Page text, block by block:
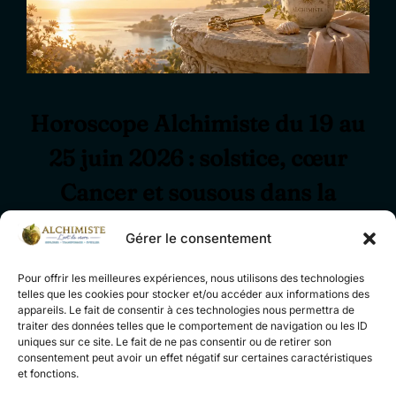
Gérer le consentement
Pour offrir les meilleures expériences, nous utilisons des technologies
telles que les cookies pour stocker et/ou accéder aux informations des
appareils. Le fait de consentir à ces technologies nous permettra de
traiter des données telles que le comportement de navigation ou les ID
uniques sur ce site. Le fait de ne pas consentir ou de retirer son
consentement peut avoir un effet négatif sur certaines caractéristiques
et fonctions.
popoche
parAlchimiste.be Astrologie
Publié
le
18 juin 2026
Aucun commentaire
Une météo intérieure douce pour traverser le
solstice : amour, bien-être, relations et sousous